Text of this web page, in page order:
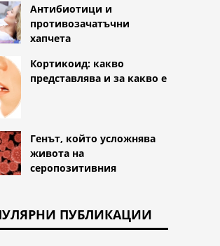
Антибиотици и
противозачатъчни
хапчета
Кортикоид: какво
представлява и за какво е
Генът, който усложнява
живота на
серопозитивния
ПУБЛИКАЦИИ